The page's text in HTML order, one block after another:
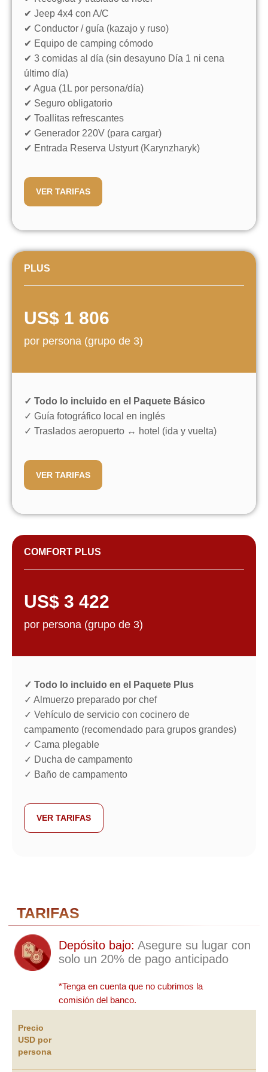
✔ Jeep 4x4 con A/C
✔ Conductor / guía (kazajo y ruso)
✔ Equipo de camping cómodo
✔ 3 comidas al día (sin desayuno Día 1 ni cena
último día)
✔ Agua (1L por persona/día)
✔ Seguro obligatorio
✔ Toallitas refrescantes
✔ Generador 220V (para cargar)
✔ Entrada Reserva Ustyurt (Karynzharyk)
VER TARIFAS
PLUS
US$ 1 806
por persona (grupo de 3)
✓ Todo lo incluido en el Paquete Básico
✓ Guía fotográfico local en inglés
✓ Traslados aeropuerto ↔ hotel (ida y vuelta)
VER TARIFAS
COMFORT PLUS
US$ 3 422
por persona (grupo de 3)
✓ Todo lo incluido en el Paquete Plus
✓ Almuerzo preparado por chef
✓ Vehículo de servicio con cocinero de
campamento (recomendado para grupos grandes)
✓ Cama plegable
✓ Ducha de campamento
✓ Baño de campamento
VER TARIFAS
Depósito bajo: Asegure su lugar con
solo un 20% de pago anticipado
TARIFAS
comisión del banco.
Precio
USD por
persona
ITINERARIO
Distancia en el desierto:
2040 km por carretera y 730 km
Punto de inicio:
Recogida en Aktau a las 9:00
Devolución en Aktau a las 18:00
FORMULARIO DE
RESERVA
Contacto
– +